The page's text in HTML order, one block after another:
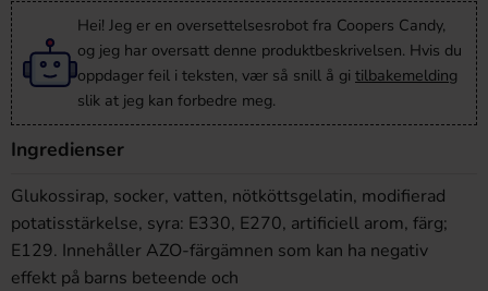
Hei! Jeg er en oversettelsesrobot fra Coopers Candy,
og jeg har oversatt denne produktbeskrivelsen. Hvis du
oppdager feil i teksten, vær så snill å gi tilbakemelding
slik at jeg kan forbedre meg.
Ingredienser
Glukossirap, socker, vatten, nötköttsgelatin, modifierad
potatisstärkelse, syra: E330, E270, artificiell arom, färg;
E129. Innehåller AZO-färgämnen som kan ha negativ
effekt på barns beteende och